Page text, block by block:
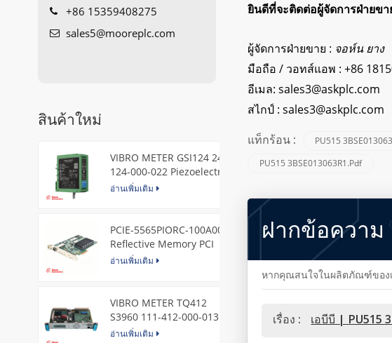
ยินดีที่จะติดต่อผู้จัดการฝ่ายขา
ผู้จัดการฝ่ายขาย : จอห์น ยาง
มือถือ / วอทส์แอพ :+86
อีเมล: sales3@askplc.com
สไกป์ :sales3@askplc.com
แท็กร้อน : PU515
PU515 3BSE013063R1.pdf
ฝากข้อความ
หากคุณสนใจในผลิตภัณฑ์ของเ
เรื่อง : เอบีบี | PU515
+86 15359408275
sales5@mooreplc.com
สินค้าใหม่
VIBRO METER GSI124 244-
124-000-022 Piezoelectric
Pressure Transducer
อ่านเพิ่มเติม
PCIE-5565PIORC-100A00
Reflective Memory PCI
Express Node Card /GE
อ่านเพิ่มเติม
VIBRO METER TQ412
S3960 111-412-000-013
Reverse Mount
อ่านเพิ่มเติม